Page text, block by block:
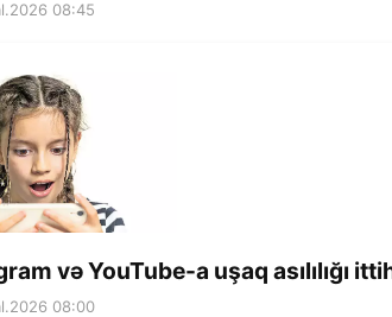
08:45
və YouTube-a uşaq asılılığı
08:00